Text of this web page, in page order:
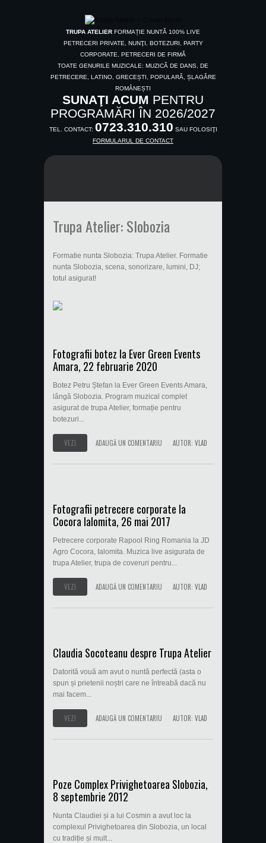
TRUPA ATELIER FORMAȚIE NUNTĂ 100% LIVE
PETRECERI PRIVATE, NUNŢI, BOTEZURI, PARTY
CORPORATE, PETRECERI DE FIRMĂ
TOATE GENURILE MUZICALE: MUZICĂ DE DANS, DE
PETRECERE, LATINO, GRECEȘTI, POPULARĂ, ȘLAGĂRE
ROMÂNEȘTI
SUNAŢI ACUM PENTRU
PROGRAMĂRI ÎN 2026/2027
TEL. CONTACT: 0723.310.310 SAU FOLOSIŢI
FORMULARUL DE CONTACT
Trupa Atelier: Slobozia
Formatie nunta Slobozia: Trupa Atelier. Formatie
nunta Slobozia, scena, sonorizare, lumini, DJ;
totul asigurat!
Fotografii botez la Ever Green Events
Amara, 22 februarie 2020
Botez Petru Ștefan la Ever Green Events Amara,
lângă Slobozia. Program muzical complet
asigurat de trupa Atelier, formație pentru
botezuri...
VEZI ADAUGĂ UN COMENTARIU AUTOR: VLAD
Fotografii petrecere corporate la
Cocora Ialomita, 26 mai 2017
Petrecere corporate Rapool Ring Romania la JD
Agro Cocora, Ialomita. Muzica live asigurata de
trupa Atelier, trupa de coveruri pentru...
VEZI ADAUGĂ UN COMENTARIU AUTOR: VLAD
Claudia Socoteanu despre Trupa Atelier
Datorită vouă am avut o nuntă perfectă (asta o
spun și prietenii noștri care ne întreabă dacă nu
mai facem...
VEZI ADAUGĂ UN COMENTARIU AUTOR: VLAD
Poze Complex Privighetoarea Slobozia,
8 septembrie 2012
Nunta Claudiei și a lui Cosmin a avut loc la
complexul Privighetoarea din Slobozia, un local
cu tradiție și mult...